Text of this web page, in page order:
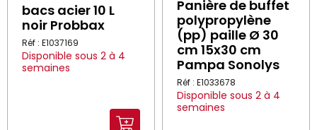
bacs acier 10 L
noir Probbax
Réf : E1037169
Disponible sous 2 à 4
semaines
Panière de buffet
polypropylène
(pp) paille Ø 30
cm 15x30 cm
Pampa Sonolys
Réf : E1033678
Disponible sous 2 à 4
semaines